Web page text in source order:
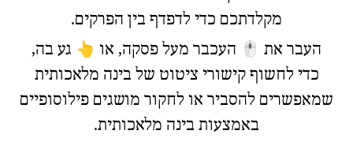
מקלדתכם כדי לדפדף בין הפרקים.
העבר את 🖱️ העכבר מעל פסקה, או 👆 גע בה,
כדי לחשוף קישורי ציטוט של בינה מלאכותית
שמאפשרים להסביר או לחקור מושגים פילוסופיים
באמצעות בינה מלאכותית.